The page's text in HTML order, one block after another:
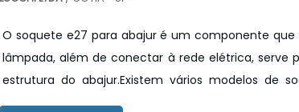
O soquete e27 para abajur é um componente
lâmpada, além de conectar à rede elétrica, serve
estrutura do abajur.Existem vários modelos de
porém os mais conhecidos são os soquetes de